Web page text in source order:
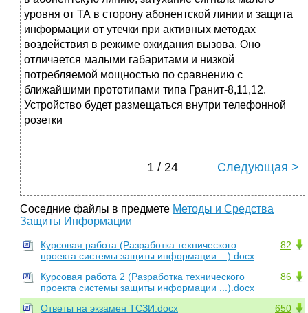
уровня от ТА в сторону абонентской линии и защита
информации от утечки при активных методах
воздействия в режиме ожидания вызова. Оно
отличается малыми габаритами и низкой
потребляемой мощностью по сравнению с
ближайшими прототипами типа Гранит-8,11,12.
Устройство будет размещаться внутри телефонной
розетки
1 / 24 Следующая >
Соседние файлы в предмете Методы и Средства
Защиты Информации
82
Курсовая работа (Разработка технического
проекта системы защиты информации ...).docx
86
Курсовая работа 2 (Разработка технического
проекта системы защиты информации ...).docx
650
Ответы на экзамен ТСЗИ.docx